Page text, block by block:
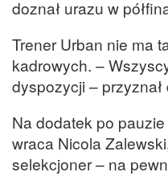
doznał urazu w
Trener Urban nie ma
kadrowych. –
dyspozycji –
Na dodatek po
wraca Nicola
selekcjoner – na